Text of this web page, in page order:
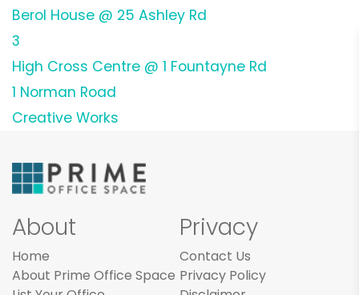
Berol House @ 25 Ashley Rd
3
High Cross Centre @ 1 Fountayne Rd
1 Norman Road
Creative Works
About
Home
About Prime Office Space
Privacy
Contact Us
Privacy Policy